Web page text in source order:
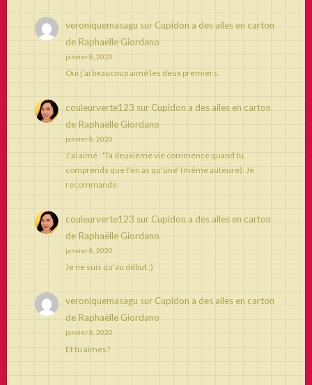
veroniquemasagu sur Cupidon a des ailes en carton
de Raphaëlle Giordano
janvier 8, 2020
Oui j’ai beaucoup aimé les deux premiers.
couleurverte123 sur Cupidon a des ailes en carton
de Raphaëlle Giordano
janvier 8, 2020
J'ai aimé : 'Ta deuxième vie commence quand tu
comprends que t'en as qu'une' (même auteure). Je
recommande.
couleurverte123 sur Cupidon a des ailes en carton
de Raphaëlle Giordano
janvier 8, 2020
Je ne suis qu'au début ;)
veroniquemasagu sur Cupidon a des ailes en carton
de Raphaëlle Giordano
janvier 8, 2020
Et tu aimes?